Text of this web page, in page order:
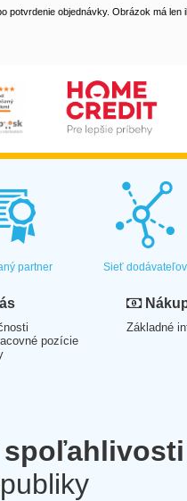
potvrdenie objednávky. Obrázok má len
partner Sieť dodávateľov
pozície
Základné
spoľahlivosti